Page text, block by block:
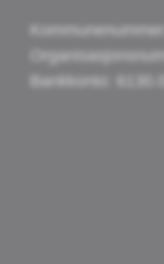
Bankkonto: